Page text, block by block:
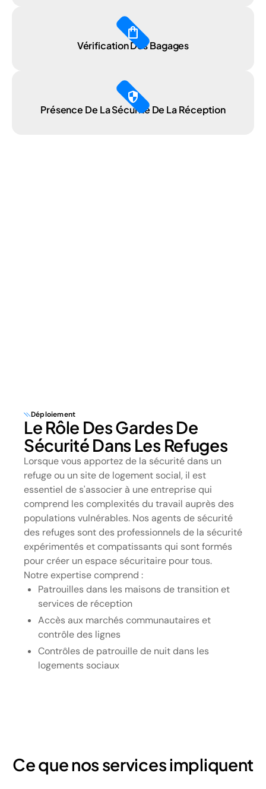
shopping_bag
Vérification Des Bagages
security
Présence De La Sécurité De La Réception
Déploiement
Le Rôle Des Gardes De
Sécurité Dans Les Refuges
Lorsque vous apportez de la sécurité dans un
refuge ou un site de logement social, il est
essentiel de s'associer à une entreprise qui
comprend les complexités du travail auprès des
populations vulnérables. Nos agents de sécurité
des refuges sont des professionnels de la sécurité
expérimentés et compatissants qui sont formés
pour créer un espace sécuritaire pour tous.
Notre expertise comprend :
Patrouilles dans les maisons de transition et
services de réception
Accès aux marchés communautaires et
contrôle des lignes
Contrôles de patrouille de nuit dans les
logements sociaux
Ce que nos services impliquent